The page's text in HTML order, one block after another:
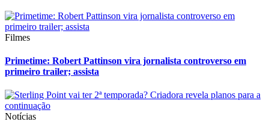
Filmes
Primetime: Robert Pattinson vira jornalista controverso em
primeiro trailer; assista
Notícias